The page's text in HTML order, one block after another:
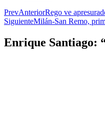
PrevAnteriorRego ve
SiguienteMilán-San Remo,
Enrique Santiago: